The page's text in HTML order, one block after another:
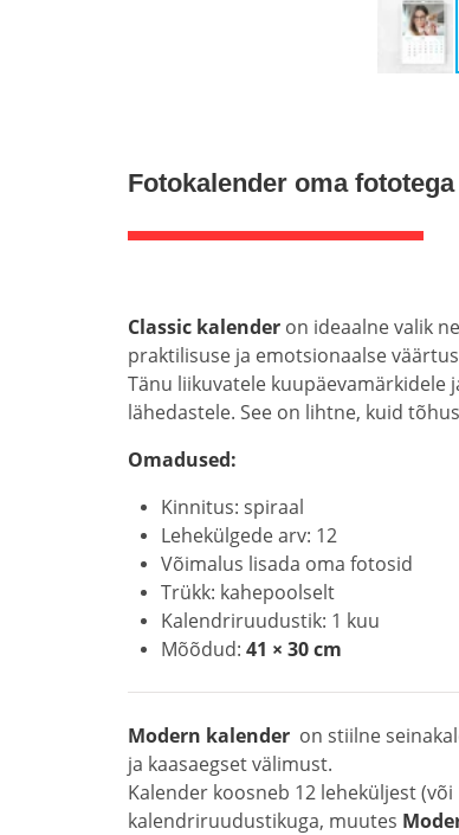
Fotokalender oma fototega
Classic kalender on ideaalne valik
praktilisuse ja emotsionaalse
Tänu liikuvatele kuupäevamärkidele
lähedastele. See on lihtne, kuid
Omadused:
Kinnitus: spiraal
Lehekülgede arv: 12
Võimalus lisada oma fotosid
Trükk: kahepoolselt
Kalendriruudustik: 1 kuu
Mõõdud: 41 × 30 cm
Modern kalender on stiilne
ja kaasaegset välimust.
Kalender koosneb 12 leheküljest
kalendriruudustikuga, muutes